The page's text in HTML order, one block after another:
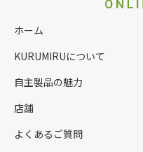
ホーム
KURUMIRUについて
自主製品の魅力
店舗
よくあるご質問